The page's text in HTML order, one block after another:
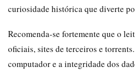
curiosidade histórica que diverte
Recomenda-se fortemente que o
oficiais, sites de terceiros e
computador e a integridade dos